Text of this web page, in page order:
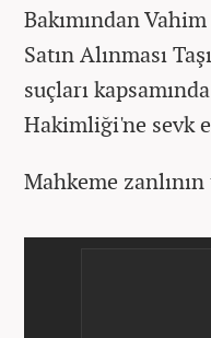
Bakımından
Satın Alınması
suçları
Hakimliği'ne sevk
Mahkeme